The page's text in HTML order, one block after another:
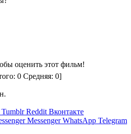
оценить этот фильм!
0Средняя: 0]
Tumblr Reddit Вконтакте
Messenger WhatsApp Telegram